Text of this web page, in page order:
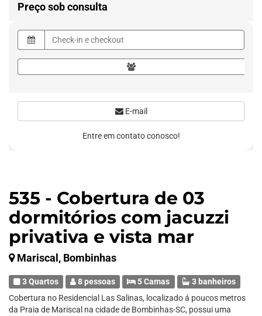
535 - Cobertura de 03
dormitórios com jacuzzi
privativa e vista mar
Mariscal, Bombinhas
3 Quartos 8 pessoas 5 Camas
3 banheiros
Cobertura no Residencial Las Salinas, localizado á poucos metros
da Praia de Mariscal na cidade de Bombinhas-SC, possui uma
Preço sob consulta
E-mail
Entre em contato conosco!